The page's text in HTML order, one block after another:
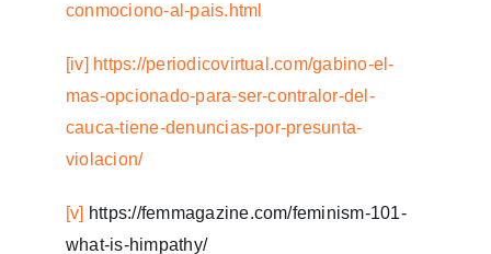
conmociono-al-pais.html
[iv] https://periodicovirtual.com/gabino-el-
mas-opcionado-para-ser-contralor-del-
cauca-tiene-denuncias-por-presunta-
violacion/
[v] https://femmagazine.com/feminism-101-
what-is-himpathy/